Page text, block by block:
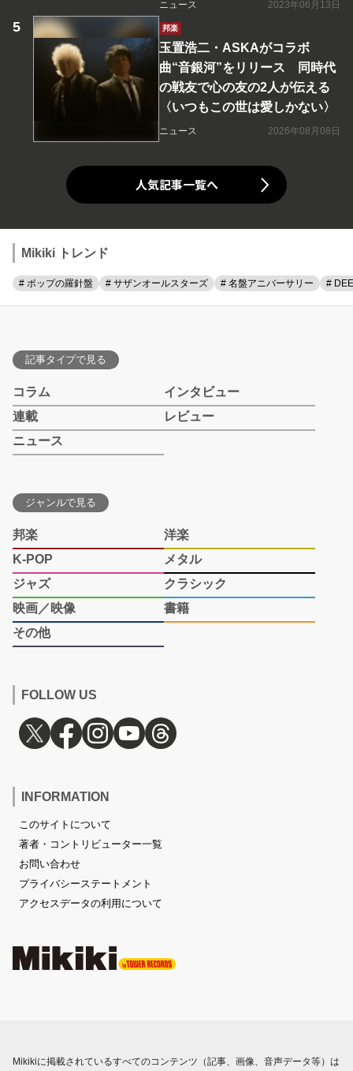
ニュース 2023年06月13日
邦楽
玉置浩二・ASKAがコラボ
曲“音銀河”をリリース 同時代
の戦友で心の友の2人が伝える
〈いつもこの世は愛しかない〉
ニュース 2026年08月08日
人気記事一覧へ
Mikiki トレンド
# ポップの羅針盤 # サザンオールスターズ # 名盤アニバーサリー #
記事タイプで見る
コラム
インタビュー
連載
レビュー
ニュース
ジャンルで見る
邦楽
洋楽
K-POP
メタル
ジャズ
クラシック
映画／映像
書籍
その他
FOLLOW US
INFORMATION
このサイトについて
著者・コントリビューター一覧
お問い合わせ
プライバシーステートメント
アクセスデータの利用について
Mikikiに掲載されているすべてのコンテンツ（記事、画像、音声データ等）は